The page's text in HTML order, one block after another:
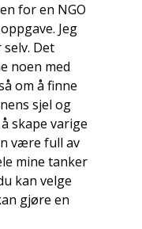
for en NGO
Jeg
Det
noen med
om å finne
sjel og
skape varige
være full av
mine tanker
kan velge
gjøre en